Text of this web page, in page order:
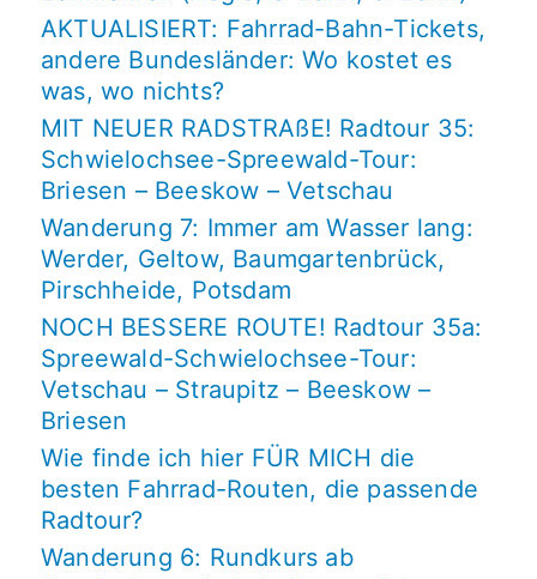
AKTUALISIERT: Fahrrad-Bahn-Tickets,
andere Bundesländer: Wo kostet es
was, wo nichts?
MIT NEUER RADSTRAßE! Radtour 35:
Schwielochsee-Spreewald-Tour:
Briesen – Beeskow – Vetschau
Wanderung 7: Immer am Wasser lang:
Werder, Geltow, Baumgartenbrück,
Pirschheide, Potsdam
NOCH BESSERE ROUTE! Radtour 35a:
Spreewald-Schwielochsee-Tour:
Vetschau – Straupitz – Beeskow –
Briesen
Wie finde ich hier FÜR MICH die
besten Fahrrad-Routen, die passende
Radtour?
Wanderung 6: Rundkurs ab